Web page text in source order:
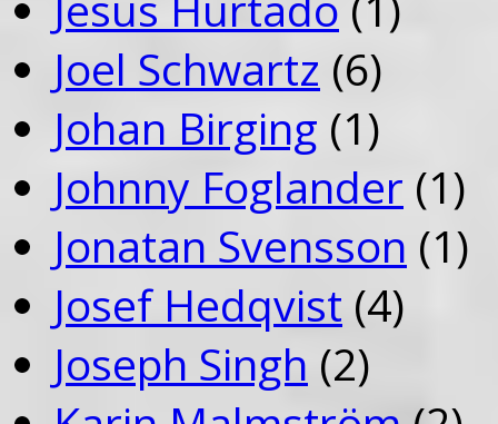
Joel Schwartz (6)
Johan Birging (1)
Johnny Foglander (1)
Jonatan Svensson (1)
Josef Hedqvist (4)
Joseph Singh (2)